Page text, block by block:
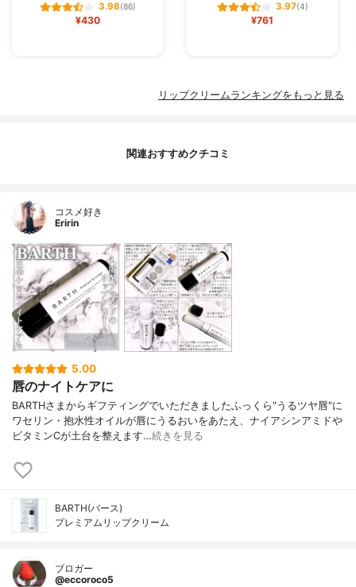
3.98(86)
¥430
3.97(4)
¥761
リップクリームランキングをもっと見る
関連おすすめクチコミ
コスメ好き
Eririn
5.00
唇のナイトケアに
BARTHさまからギフティングでいただきましたふっくら"うるツヤ唇"に
ワセリン・抱水性オイルが唇にうるおいをあたえ、ナイアシンアミドや
ビタミンCが土台を整えます…続きを見る
BARTH(バース)
プレミアムリップクリーム
ブロガー
@eccoroco5